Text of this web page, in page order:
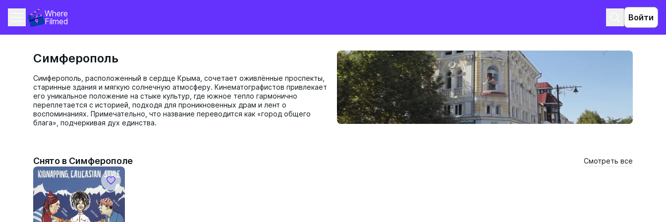
Where
Filmed
Войти
Симферополь
Симферополь, расположенный в сердце Крыма, сочетает оживлённые проспекты,
старинные здания и мягкую солнечную атмосферу. Кинематографистов привлекает
его уникальное положение на стыке культур, где южное тепло гармонично
переплетается с историей, подходя для проникновенных драм и лент о
воспоминаниях. Примечательно, что название переводится как «город общего
блага», подчеркивая дух единства.
Снято в Симферополе Смотреть все